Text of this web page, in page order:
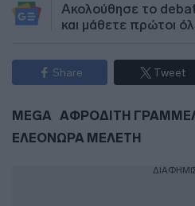
Ακολούθησε το
και μάθετε πρώτοι
Share Tweet
MEGA
ΑΦΡΟΔΙΤΗ
ΕΛΕΟΝΩΡΑ ΜΕΛΕΤΗ